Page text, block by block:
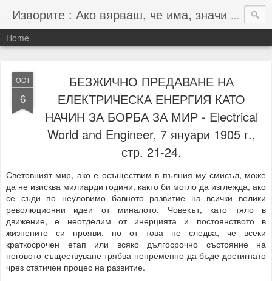
Изворите : Ако вярваш, че има, значи има :-)
Home
OCT
6
БЕЗЖИЧНО ПРЕДАВАНЕ НА
ЕЛЕКТРИЧЕСКА ЕНЕРГИЯ КАТО
НАЧИН ЗА БОРБА ЗА МИР - Electrical
World and Engineer, 7 януари 1905 г.,
стр. 21-24.
Световният мир, ако е осъществим в пълния му смисъл, може
да не изисква милиарди години, както би могло да изглежда, ако
се съди по неуловимо бавното развитие на всички велики
революционни идеи от миналото. Човекът, като тяло в
движение, е неотделим от инерцията и постоянството в
жизнените си прояви, но от това не следва, че всеки
краткосрочен етап или всяко дългосрочно състояние на
неговото съществуване трябва непременно да бъде достигнато
чрез статичен процес на развитие.